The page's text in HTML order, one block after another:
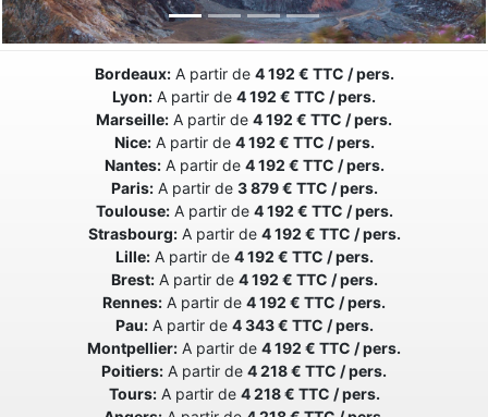
Bordeaux:A partir de 4 192 € TTC / pers.
Lyon: A partir de 4 192 € TTC / pers.
Marseille: A partir de 4 192 € TTC / pers.
Nice:A partir de 4 192 € TTC / pers.
Nantes:A partir de 4 192 € TTC / pers.
Paris:A partir de 3 879 € TTC / pers.
Toulouse:A partir de 4 192 € TTC / pers.
Strasbourg:A partir de 4 192 € TTC / pers.
Lille:A partir de 4 192 € TTC / pers.
Brest:A partir de 4 192 € TTC / pers.
Rennes: A partir de 4 192 € TTC / pers.
Pau:A partir de 4 343 € TTC / pers.
Montpellier: A partir de 4 192 € TTC / pers.
Poitiers: A partir de 4 218 € TTC / pers.
Tours:A partir de 4 218 € TTC / pers.